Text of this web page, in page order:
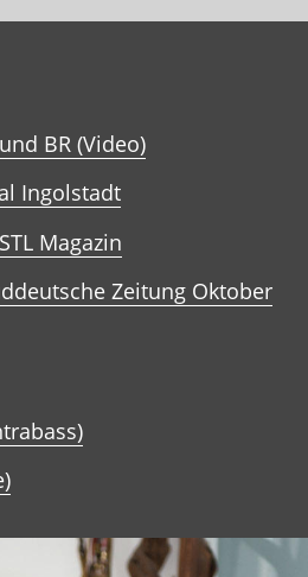
BR (Video)
Ingolstadt
Magazin
Zeitung Oktober